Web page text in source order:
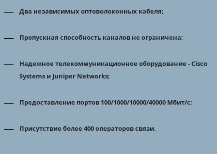
Два независимых оптоволоконных кабеля;
Пропускная способность каналов не ограничена;
Надежное телекоммуникационное оборудование - Cisco
Systems и Juniper Networks;
Предоставление портов 100/1000/10000/40000 Mбит/с;
Присутствие более 400 операторов связи.